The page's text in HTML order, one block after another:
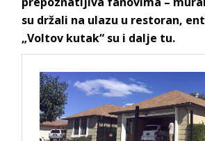
su držali na ulazu u restoran,
„Voltov kutak“ su i dalje tu.